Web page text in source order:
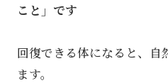
こと」です
回復できる体になると、自
ます。